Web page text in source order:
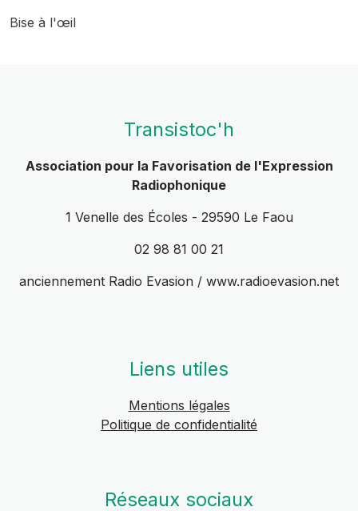
Bise à l'œil
Transistoc'h
Association pour la Favorisation de l'Expression
Radiophonique
1 Venelle des Écoles - 29590 Le Faou
02 98 81 00 21
anciennement Radio Evasion / www.radioevasion.net
Liens utiles
Mentions légales
Politique de confidentialité
Réseaux sociaux